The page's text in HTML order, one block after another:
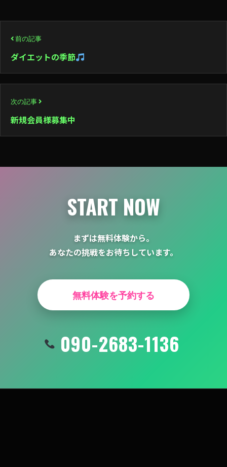
稿
ナ
ビ
ゲ
ー
ョ
前の記事
ダイエットの季節
次の記事
新規会員様募集中
START NOW
まずは無料体験から。
あなたの挑戦をお待ちしています。
無料体験を予約する
090-2683-1136